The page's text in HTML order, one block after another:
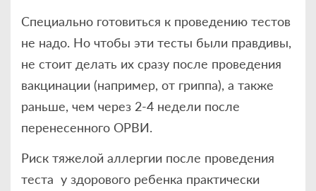
Специально готовиться к проведению тестов
не надо. Но чтобы эти тесты были правдивы,
не стоит делать их сразу после проведения
вакцинации (например, от гриппа), а также
раньше, чем через 2-4 недели после
перенесенного ОРВИ.
Риск тяжелой аллергии после проведения
теста у здорового ребенка практически